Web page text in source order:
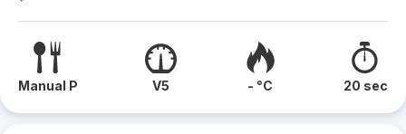
Manual P V5 - °C 20 sec